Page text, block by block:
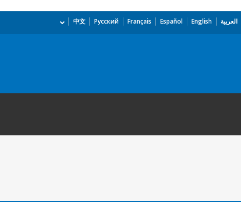
العربية English
Español
Français
Русский
中文